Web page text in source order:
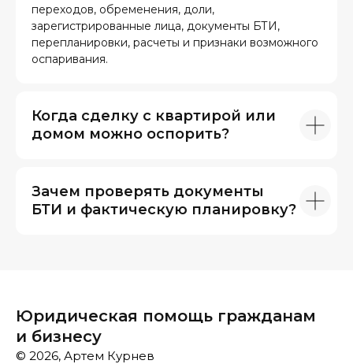
переходов, обременения, доли,
зарегистрированные лица, документы БТИ,
перепланировки, расчеты и признаки возможного
оспаривания.
Когда сделку с квартирой или
домом можно оспорить?
Зачем проверять документы
БТИ и фактическую планировку?
Юридическая помощь гражданам
и бизнесу
© 2026, Артем Курнев